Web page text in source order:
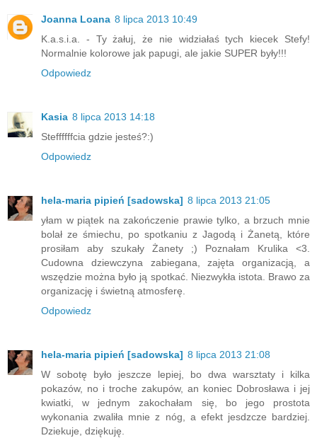
Joanna Loana 8 lipca 2013 10:49
K.a.s.i.a. - Ty żałuj, że nie widziałaś tych kiecek Stefy!
Normalnie kolorowe jak papugi, ale jakie SUPER były!!!
Odpowiedz
Kasia 8 lipca 2013 14:18
Steffffffcia gdzie jesteś?:)
Odpowiedz
hela-maria pipień [sadowska] 8 lipca 2013 21:05
yłam w piątek na zakończenie prawie tylko, a brzuch mnie
bolał ze śmiechu, po spotkaniu z Jagodą i Żanetą, które
prosiłam aby szukały Żanety ;) Poznałam Krulika <3.
Cudowna dziewczyna zabiegana, zajęta organizacją, a
wszędzie można było ją spotkać. Niezwykła istota. Brawo za
organizację i świetną atmosferę.
Odpowiedz
hela-maria pipień [sadowska] 8 lipca 2013 21:08
W sobotę było jeszcze lepiej, bo dwa warsztaty i kilka
pokazów, no i troche zakupów, an koniec Dobrosława i jej
kwiatki, w jednym zakochałam się, bo jego prostota
wykonania zwaliła mnie z nóg, a efekt jesdzcze bardziej.
Dziekuje, dziękuję.